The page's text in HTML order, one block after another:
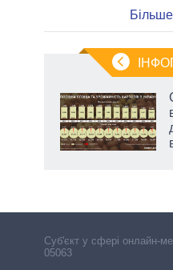
Cуб'єкт у сфері онлайн-
05063